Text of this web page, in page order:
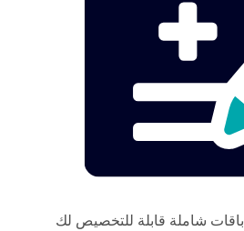
باقات شاملة قابلة للتخصيص لك